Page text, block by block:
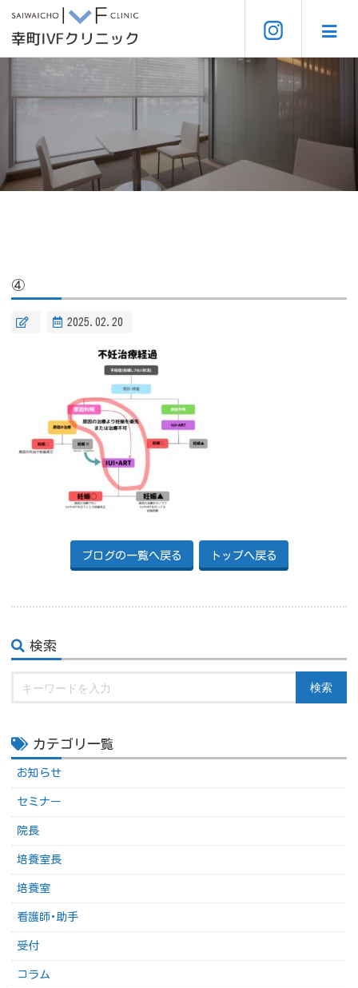
④
2025.02.20
ブログの一覧へ戻る トップへ戻る
検索
検索
カテゴリ一覧
お知らせ
セミナー
院長
培養室長
培養室
看護師･助手
受付
コラム